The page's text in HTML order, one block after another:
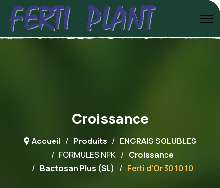
Croissance
Accueil Produits
ENGRAIS SOLUBLES
FORMULES NPK
Croissance
Bactosan Plus (SL)
Ferti d’Or 30 10 10